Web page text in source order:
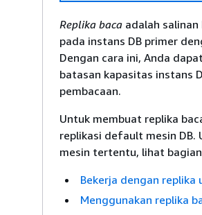
Replika baca adalah
pada instans DB primer
Dengan cara ini, Anda
batasan kapasitas instans
pembacaan.
Untuk membuat replika
replikasi default mesin
mesin tertentu, lihat
Bekerja dengan replika
Menggunakan replika